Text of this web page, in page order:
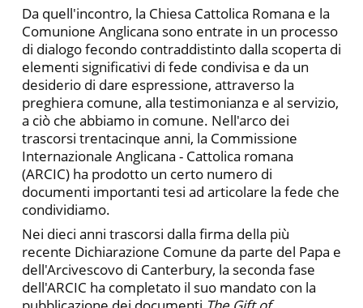
Da quell'incontro, la Chiesa Cattolica Romana e la
Comunione Anglicana sono entrate in un processo
di dialogo fecondo contraddistinto dalla scoperta di
elementi significativi di fede condivisa e da un
desiderio di dare espressione, attraverso la
preghiera comune, alla testimonianza e al servizio,
a ciò che abbiamo in comune. Nell'arco dei
trascorsi trentacinque anni, la Commissione
Internazionale Anglicana - Cattolica romana
(ARCIC) ha prodotto un certo numero di
documenti importanti tesi ad articolare la fede che
condividiamo.
Nei dieci anni trascorsi dalla firma della più
recente Dichiarazione Comune da parte del Papa e
dell'Arcivescovo di Canterbury, la seconda fase
dell'ARCIC ha completato il suo mandato con la